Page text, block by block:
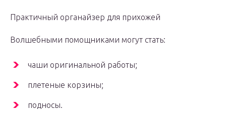
Практичный органайзер для прихожей
Волшебными помощниками могут стать:
чаши оригинальной работы;
плетеные корзины;
подносы.